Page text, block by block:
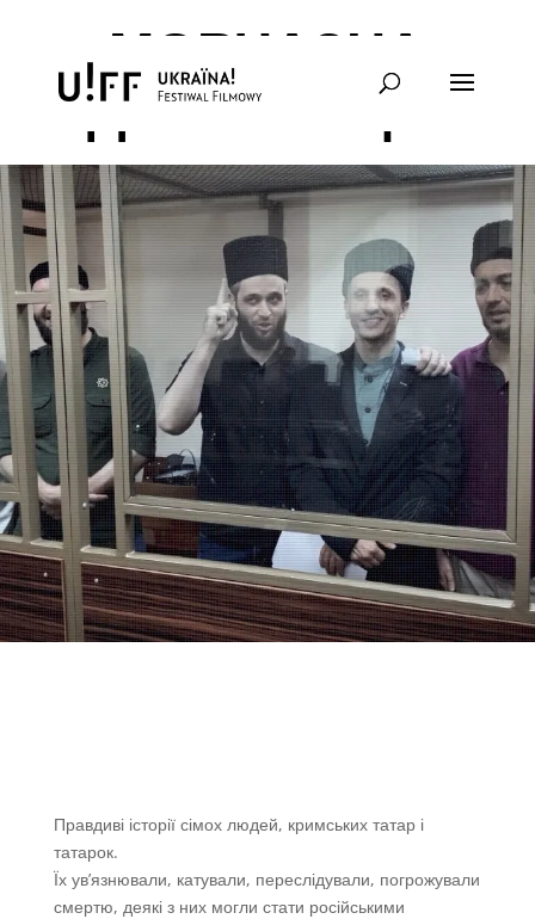
МОВЧАЗНА
ДЕПОРТАЦІЯ
Правдиві історії сімох людей, кримських татар і
татарок.
Їх ув’язнювали, катували, переслідували, погрожували
смертю, деякі з них могли стати російськими